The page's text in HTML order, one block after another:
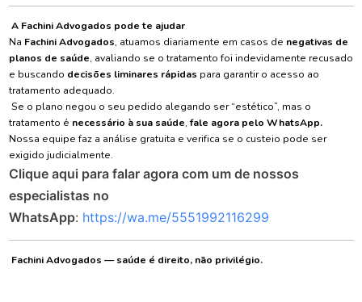
A Fachini Advogados pode te ajudar
Na Fachini Advogados, atuamos diariamente em casos de negativas de
planos de saúde, avaliando se o tratamento foi indevidamente recusado
e buscando decisões liminares rápidas para garantir o acesso ao
tratamento adequado.
Se o plano negou o seu pedido alegando ser “estético”, mas o
tratamento é necessário à sua saúde, fale agora pelo WhatsApp.
Nossa equipe faz a análise gratuita e verifica se o custeio pode ser
exigido judicialmente.
Clique aqui para falar agora com um de nossos
especialistas no
WhatsApp: https://wa.me/5551992116299
Fachini Advogados — saúde é direito, não privilégio.